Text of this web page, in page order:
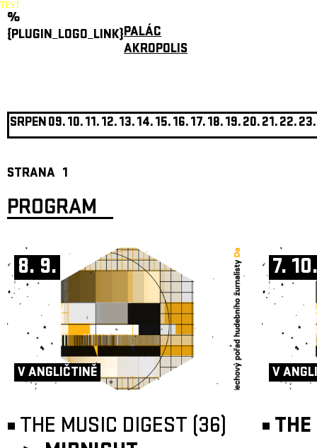
TEST
%
{PLUGIN_LOGO_LINK}PALÁC
AKROPOLIS
SRPEN09.10.11.12.13.14.15.16.17.18.19.20.21.22.23.
STRANA 1
PROGRAM
8. 9.
V ANGLIČTINĚ
THE MUSIC DIGEST (36)
7. 10.
V